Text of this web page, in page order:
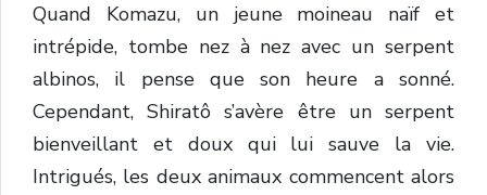
Quand Komazu, un jeune moineau naïf et
intrépide, tombe nez à nez avec un serpent
albinos, il pense que son heure a sonné.
Cependant, Shiratô s’avère être un serpent
bienveillant et doux qui lui sauve la vie.
Intrigués, les deux animaux commencent alors